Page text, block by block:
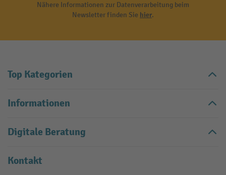
Nähere Informationen zur Datenverarbeitung beim
Newsletter finden Sie hier.
Top Kategorien
Informationen
Digitale Beratung
Kontakt